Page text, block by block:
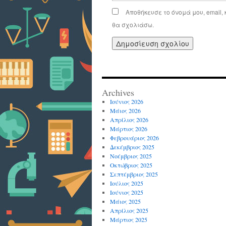
Αποθήκευσε το όνομά μου, email,
θα σχολιάσω.
Archives
Ιούνιος 2026
Μάιος 2026
Απρίλιος 2026
Μάρτιος 2026
Φεβρουάριος 2026
Δεκέμβριος 2025
Νοέμβριος 2025
Οκτώβριος 2025
Σεπτέμβριος 2025
Ιούλιος 2025
Ιούνιος 2025
Μάιος 2025
Απρίλιος 2025
Μάρτιος 2025